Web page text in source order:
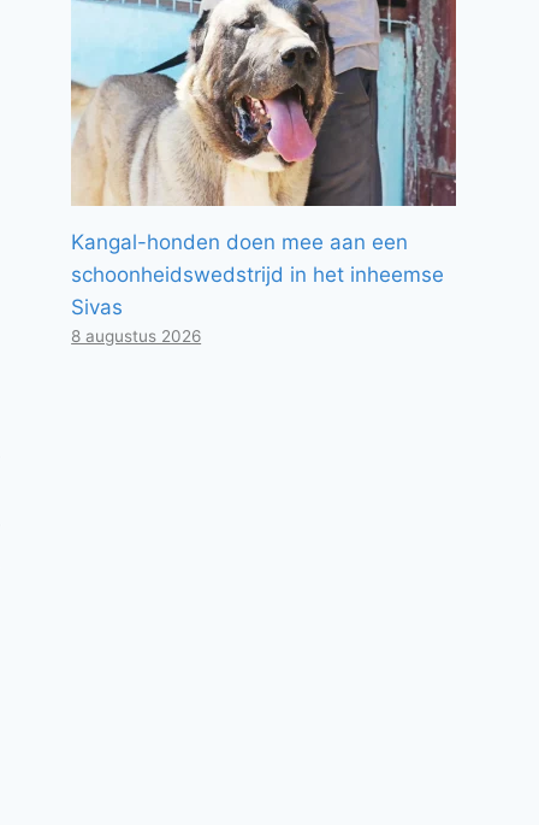
Kangal-honden doen mee aan een
schoonheidswedstrijd in het inheemse
Sivas
8 augustus 2026